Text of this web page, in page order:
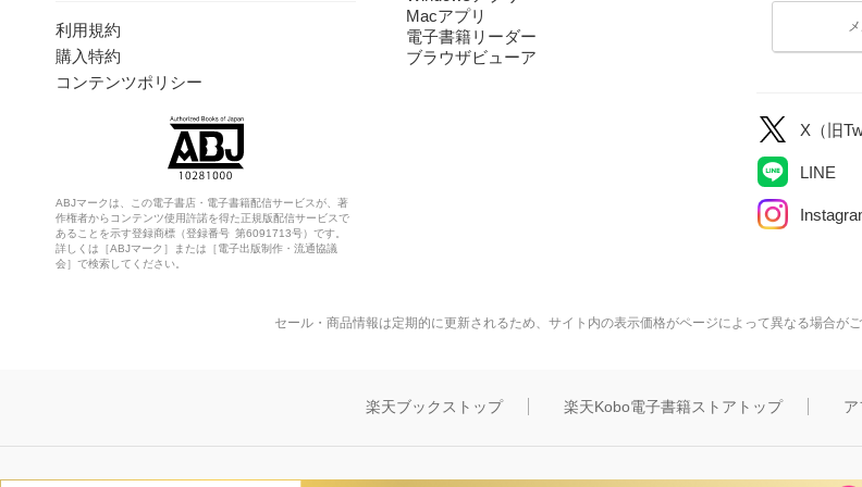
利用規約
購入特約
コンテンツポリシー
ABJマークは、この電子書店・電子書籍配信サービスが、著
作権者からコンテンツ使用許諾を得た正規版配信サービスで
あることを示す登録商標（登録番号 第6091713号）です。
詳しくは［ABJマーク］または［電子出版制作・流通協議
会］で検索してください。
Macアプリ
電子書籍リーダー
ブラウザビューア
X（旧
LINE
セール・商品情報は定期的に更新されるため、サイト内の表示価格がページによって異なる場合が
楽天ブックストップ 楽天Kobo電子書籍ストアトップ ア